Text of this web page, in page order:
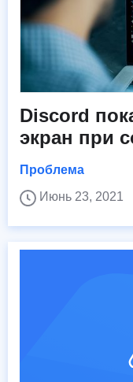
Discord
экран при
Проблема
Июнь 23, 2021